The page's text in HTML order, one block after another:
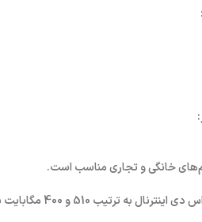
خانگی و تجاری مناسب است.
این سرعت بسیار سریع‌تر از سرعت هارد دیسک‌های سنتی است.